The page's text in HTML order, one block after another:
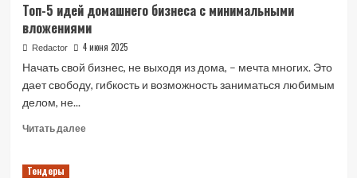
свой
бизнес:
Пошаговое
для
начинающих
Топ-5 идей домашнего бизнеса с минимальными
вложениями
Redactor 4 июня 2025
Начать свой бизнес, не выходя из дома, – мечта многих. Это
дает свободу, гибкость и возможность заниматься любимым
делом, не...
Читать далееRead
Тендеры